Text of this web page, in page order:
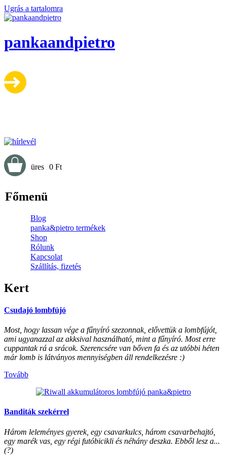
Ugrás a tartalomra
pankaandpietro
üres 0 Ft
Főmenü
Blog
panka&pietro termékek
Shop
Rólunk
Kapcsolat
Szállítás, fizetés
Kert
Csudajó lombfújó
Most, hogy lassan vége a fűnyíró szezonnak, elővettük a lombfújót,
ami ugyanazzal az akksival használható, mint a fűnyíró. Most erre
cuppantak rá a srácok. Szerencsére van bőven fa és az utóbbi héten
már lomb is látványos mennyiségben áll rendelkezésre :)
Tovább
Banditák szekérrel
Három leleményes gyerek, egy csavarkulcs, három csavarbehajtó,
egy marék vas, egy régi futóbicikli és néhány deszka. Ebből lesz a...
(?)